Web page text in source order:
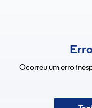
Ocorreu um erro